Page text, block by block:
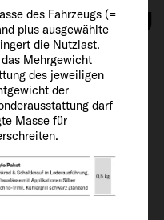
des Fahrzeugs (=
plus ausgewählte
die Nutzlast.
Mehrgewicht
des jeweiligen
der
darf
Masse für